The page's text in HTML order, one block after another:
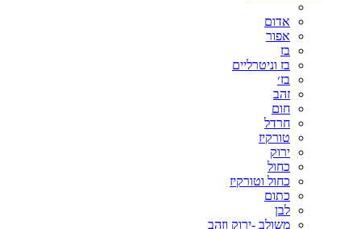
אדום
אפור
בז
בז וניטרליים
בז׳
זהב
חום
חרדל
טורקיז
ירוק
כחול
כחול וטורקיז
כתום
לבן
משולב -ירוק וזהב